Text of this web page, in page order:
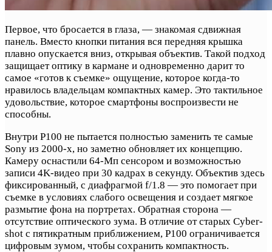
Первое, что бросается в глаза, — знакомая сдвижная
панель. Вместо кнопки питания вся передняя крышка
плавно опускается вниз, открывая объектив. Такой подход
защищает оптику в кармане и одновременно дарит то
самое «готов к съемке» ощущение, которое когда-то
нравилось владельцам компактных камер. Это тактильное
удовольствие, которое смартфоны воспроизвести не
способны.
Внутри P100 не пытается полностью заменить те самые
Sony из 2000-х, но заметно обновляет их концепцию.
Камеру оснастили 64-Мп сенсором и возможностью
записи 4K-видео при 30 кадрах в секунду. Объектив здесь
фиксированный, с диафрагмой f/1.8 — это помогает при
съемке в условиях слабого освещения и создает мягкое
размытие фона на портретах. Обратная сторона —
отсутствие оптического зума. В отличие от старых Cyber-
shot с пятикратным приближением, P100 ограничивается
цифровым зумом, чтобы сохранить компактность.